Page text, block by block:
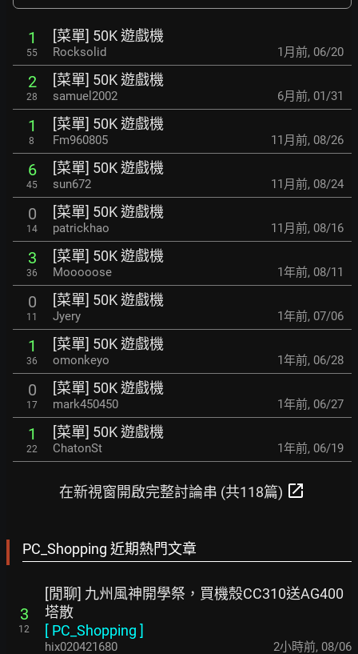
1
55
[菜單] 50K 遊戲機
Rocksolid 1月前, 06/20
2
28
[菜單] 50K 遊戲機
samuel2002 6月前, 01/31
1
8
[菜單] 50K 遊戲機
Fm960805 11月前, 08/26
6
45
[菜單] 50K 遊戲機
sun672 11月前, 08/24
0
14
[菜單] 50K 遊戲機
patrickhao 11月前, 08/16
3
36
[菜單] 50K 遊戲機
Mooooose 1年前, 08/11
0
11
[菜單] 50K 遊戲機
Jyery 1年前, 07/06
1
36
[菜單] 50K 遊戲機
omonkeyo 1年前, 06/28
0
17
[菜單] 50K 遊戲機
mark450450 1年前, 06/27
1
22
[菜單] 50K 遊戲機
ChatonSt 1年前, 06/19
在新視窗開啟完整討論串 (共118篇) open_in_new
PC_Shopping 近期熱門文章
3
12
[閒聊] 九州風神開學祭，買機殼CC310送AG400
塔散
[ PC_Shopping ]
hix020421680 2小時前, 08/06